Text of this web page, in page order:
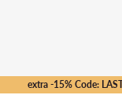
extra -15% Code: